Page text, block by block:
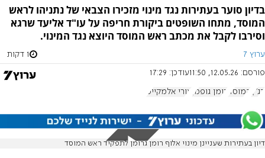
בדיון סוער בעתירות נגד מינוי מזכירו הצבאי של נתניהו לראש
המוסד, מתחו השופטים ביקורת חריפה על עו"ד אליעד שרגא
וסירבו לקבל את מכתב ראש המוסד היוצא נגד המינוי.
ערוץ 7 1 דקות
פורסם: 12.05.26, 11:50 עודכן: 17:29
בג"ץ המוסד רומן גופמן אורי אלמקייס
דיון בעתירות שעניינן מינוי אלוף רומן גרומן לתפקיד ראש המוסד